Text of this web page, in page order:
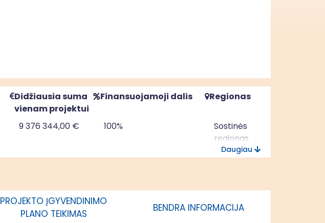
Didžiausia suma
vienam projektui
Finansuojamoji dalis Regionas
9 376 344,00 € 100%
Sostinės
regionas
4 368 756,00 € 100%
Vidurio ir
Daugiau
PROJEKTO ĮGYVENDINIMO
PLANO TEIKIMAS
BENDRA INFORMACIJA